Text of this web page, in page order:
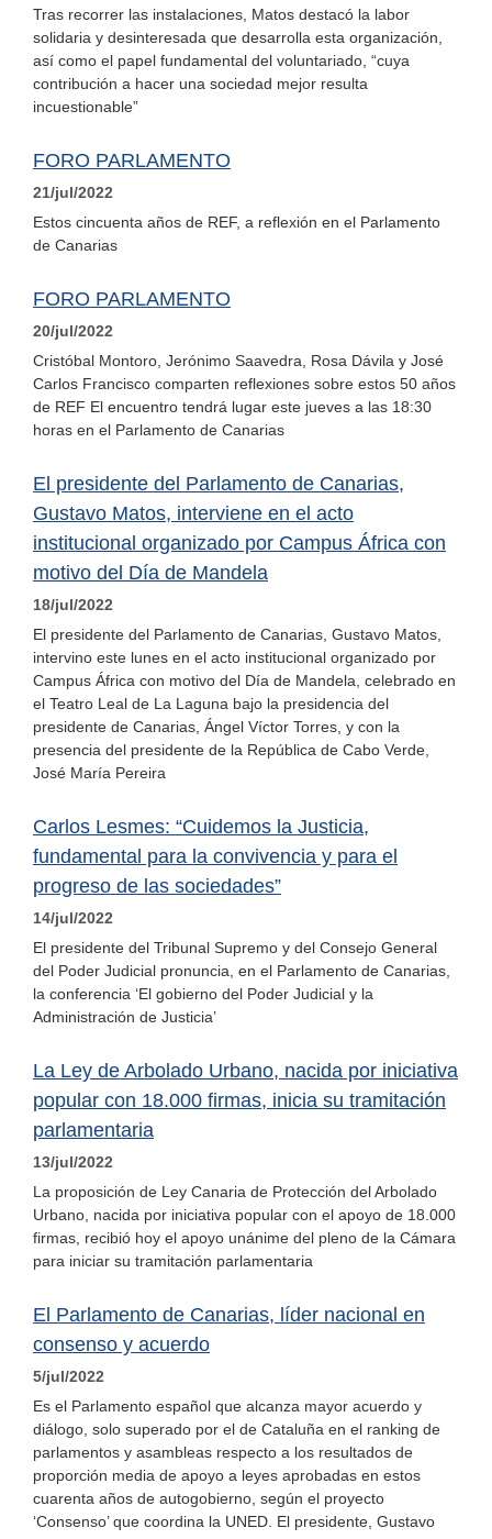
Tras recorrer las instalaciones, Matos destacó la labor
solidaria y desinteresada que desarrolla esta organización,
así como el papel fundamental del voluntariado, “cuya
contribución a hacer una sociedad mejor resulta
incuestionable”
FORO PARLAMENTO
21/jul/2022
Estos cincuenta años de REF, a reflexión en el Parlamento
de Canarias
FORO PARLAMENTO
20/jul/2022
Cristóbal Montoro, Jerónimo Saavedra, Rosa Dávila y José
Carlos Francisco comparten reflexiones sobre estos 50 años
de REF El encuentro tendrá lugar este jueves a las 18:30
horas en el Parlamento de Canarias
El presidente del Parlamento de Canarias,
Gustavo Matos, interviene en el acto
institucional organizado por Campus África con
motivo del Día de Mandela
18/jul/2022
El presidente del Parlamento de Canarias, Gustavo Matos,
intervino este lunes en el acto institucional organizado por
Campus África con motivo del Día de Mandela, celebrado en
el Teatro Leal de La Laguna bajo la presidencia del
presidente de Canarias, Ángel Víctor Torres, y con la
presencia del presidente de la República de Cabo Verde,
José María Pereira
Carlos Lesmes: “Cuidemos la Justicia,
fundamental para la convivencia y para el
progreso de las sociedades”
14/jul/2022
El presidente del Tribunal Supremo y del Consejo General
del Poder Judicial pronuncia, en el Parlamento de Canarias,
la conferencia ‘El gobierno del Poder Judicial y la
Administración de Justicia’
La Ley de Arbolado Urbano, nacida por iniciativa
popular con 18.000 firmas, inicia su tramitación
parlamentaria
13/jul/2022
La proposición de Ley Canaria de Protección del Arbolado
Urbano, nacida por iniciativa popular con el apoyo de 18.000
firmas, recibió hoy el apoyo unánime del pleno de la Cámara
para iniciar su tramitación parlamentaria
El Parlamento de Canarias, líder nacional en
consenso y acuerdo
5/jul/2022
Es el Parlamento español que alcanza mayor acuerdo y
diálogo, solo superado por el de Cataluña en el ranking de
parlamentos y asambleas respecto a los resultados de
proporción media de apoyo a leyes aprobadas en estos
cuarenta años de autogobierno, según el proyecto
‘Consenso’ que coordina la UNED. El presidente, Gustavo